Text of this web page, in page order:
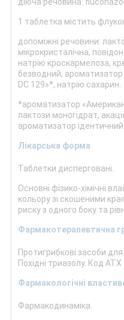
1 таблетка містить
допоміжні речовини:
мікрокристалічна,
натрію кроскармелоза,
безводний,
DC 129»*, натрію сахарин.
*ароматизатор
лактози моногідрат,
ароматизатор
Лікарська форма
Таблетки дисперговані.
Основні фізико-хімічні
кольору зі скошеними
риску з одного боку та
Фармакотерапевтична
Протигрибкові засоби
Похідні триазолу. Код АТХ
Фармакологічні
Фармакодинаміка.